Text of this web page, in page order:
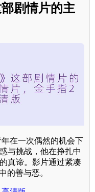
剧情片的主
在一次偶然的机会下
与挑战，他在挣扎中
真谛。影片通过紧凑
的善与恶。